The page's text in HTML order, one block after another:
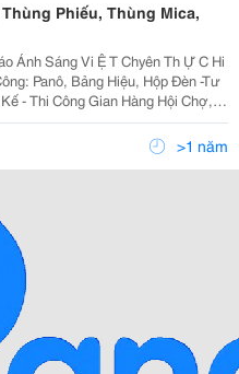
Phiếu, Thùng Mica,
Ánh Sáng Vi Ệ T Chyên Th Ự C Hi
- Thi Công Gian Hàng Hội Chợ,
Vă
>1 năm